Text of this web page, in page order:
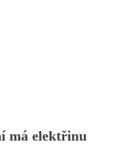
má elektřinu